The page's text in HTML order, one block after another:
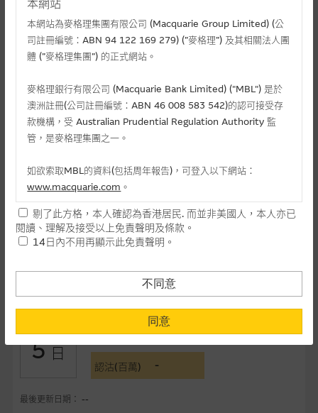
相關文件
相關上市文件
相關資產認股證資金流 (+)資金流入 (-)資金流出
1 認購(百萬) -
認沽(百萬) -
5 日
-
認沽(百萬) -
最後更新日期： --
本網站
本網站為麥格理集團有限公司 (Macquarie Group Limited) (公
司註冊編號：ABN 94 122 169 279) (”麥格理”) 及其相關法人團
體 (”麥格理集團”) 的正式網站。
麥格理銀行有限公司 (Macquarie Bank Limited) ("MBL") 是於
澳洲註冊(公司註冊編號：ABN 46 008 583 542)的認可接受存
款機構，受 Australian Prudential Regulation Authority 監
管，是麥格理集團之一。
如欲索取MBL的資料(包括周年報告)，可登入以下網站：
www.macquarie.com 。
本網站所載資料會隨時更改，而不作另行通知，如閣下欲取麥格
理的資料，可直接聯絡本集團職員。
民使用，並不提供或發售予美國人。本網站內容無意要約或唆使
閣下購買證券、基金單位或其他投資工具(不論在參考條款上或在
其他地方)，但清楚表明上述意圖的個別段落則屬例外。
提供網站內容的基準 – 使用時請考慮個人風險
網站內容來自我們在所示日期時認為可靠之來源，且均以真誠提
供。惟麥格理集團並無核實所有網站內容，故就閣下的目的而
言，網站內容可能未必完整或準確。麥格理集團不會，亦沒有義
剔了此方格，本人確認為香港居民. 而並非美國人，本人亦已
閱讀、理解及接受以上免責聲明及條款。
14日內不用再顯示此免責聲明。
不同意
同意